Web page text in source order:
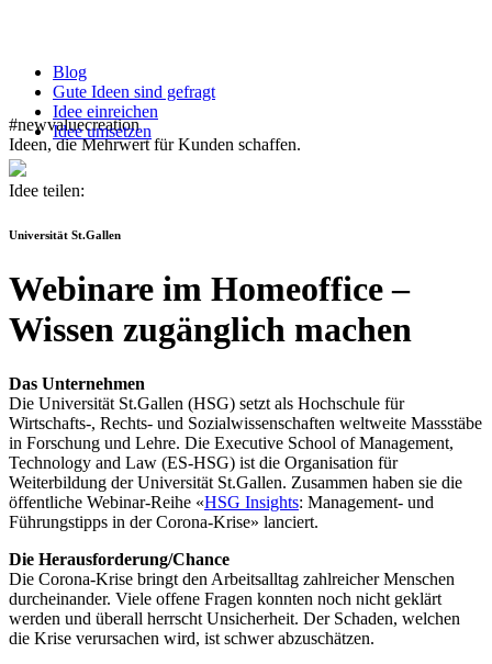
#newvaluecreation
Ideen, die Mehrwert für Kunden schaffen.
Blog
Gute Ideen sind gefragt
Idee einreichen
Idee umsetzen
Idee teilen:
Universität St.Gallen
Webinare im Homeoffice –
Wissen zugänglich machen
Das Unternehmen
Die Universität St.Gallen (HSG) setzt als Hochschule für
Wirtschafts-, Rechts- und Sozialwissenschaften weltweite Massstäbe
in Forschung und Lehre. Die Executive School of Management,
Technology and Law (ES-HSG) ist die Organisation für
Weiterbildung der Universität St.Gallen. Zusammen haben sie die
öffentliche Webinar-Reihe «HSG Insights: Management- und
Führungstipps in der Corona-Krise» lanciert.
Die Herausforderung/Chance
Die Corona-Krise bringt den Arbeitsalltag zahlreicher Menschen
durcheinander. Viele offene Fragen konnten noch nicht geklärt
werden und überall herrscht Unsicherheit. Der Schaden, welchen
die Krise verursachen wird, ist schwer abzuschätzen.